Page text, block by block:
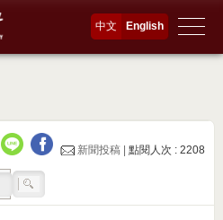
English
中文
新聞投稿 |點閱人次 : 2208